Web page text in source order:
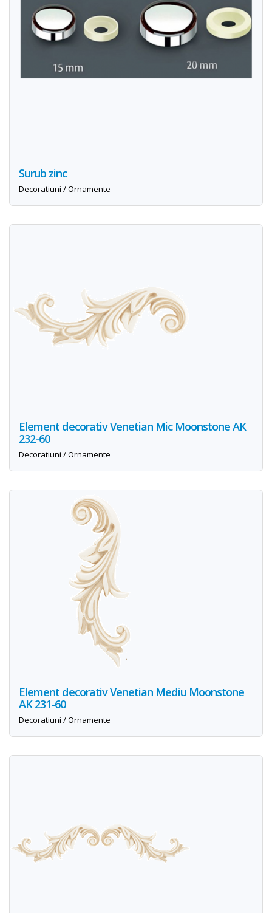
Surub zinc
Decoratiuni / Ornamente
Element decorativ Venetian Mic Moonstone AK
232-60
Decoratiuni / Ornamente
Element decorativ Venetian Mediu Moonstone
AK 231-60
Decoratiuni / Ornamente